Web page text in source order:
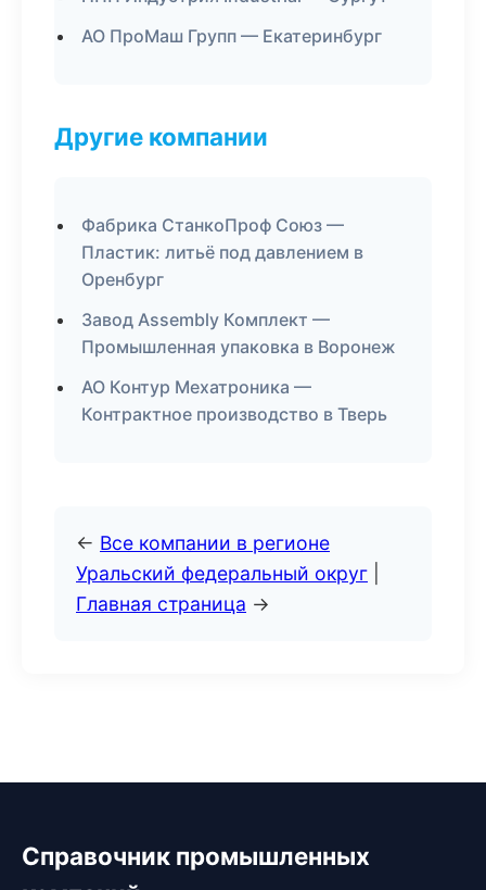
АО ПроМаш Групп — Екатеринбург
Другие компании
Фабрика СтанкоПроф Союз —
Пластик: литьё под давлением в
Оренбург
Завод Assembly Комплект —
Промышленная упаковка в Воронеж
АО Контур Мехатроника —
Контрактное производство в Тверь
← Все компании в регионе
Уральский федеральный округ
Главная страница →
Справочник промышленных